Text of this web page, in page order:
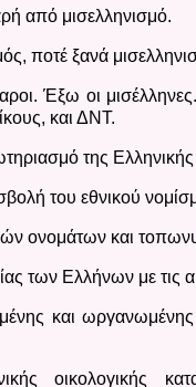
από μισελληνισμό.
ποτέ ξανά
Έξω οι
και ΔΝΤ.
της
του εθνικού
ονομάτων και
των Ελλήνων με τις
και ωργανωμένης
οικολογικής